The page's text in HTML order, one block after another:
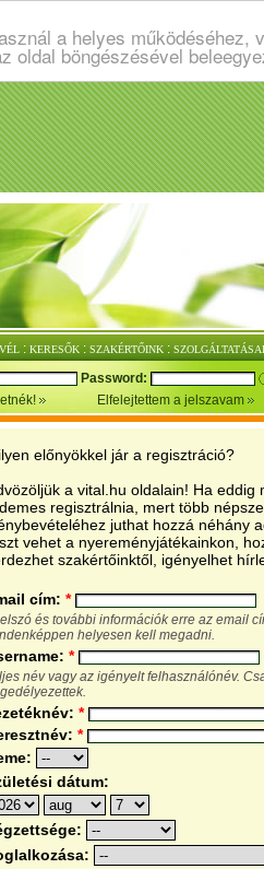
a helyes
oldal böngészésével
: KERESŐK : SZAKÉRTŐINK :
Password:
Elfelejtettem a jelszavam
előnyökkel jár a regisztráció?
a vital.hu oldalain! Ha eddig
regisztrálnia, mert több
juthat hozzá néhány
vehet a nyereményjátékainkon,
szakértőinktől, igényelhet
cím: *
és további információk erre az email
helyesen kell megadni.
*
név vagy az igényelt felhasználónév.
*
*
dátum: